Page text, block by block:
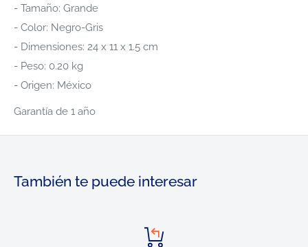
- Tamaño: Grande
- Color: Negro-Gris
- Dimensiones: 24 x 11 x 1.5 cm
- Peso: 0.20 kg
- Origen: México
Garantía de 1 año
También te puede interesar